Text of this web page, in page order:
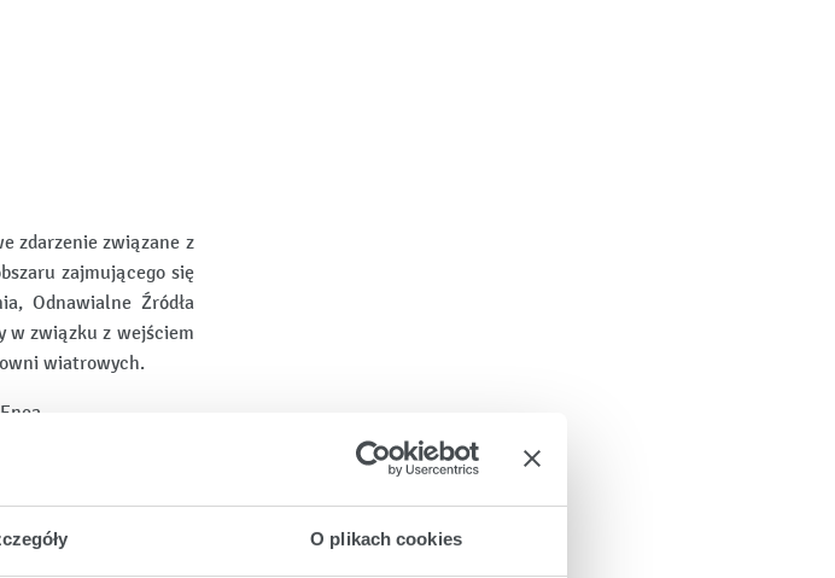
O plikach cookies
zdarzenie związane z
zajmującego się
Odnawialne Źródła
w związku z wejściem
wiatrowych.
na utratę bilansowej
finansowym Grupy